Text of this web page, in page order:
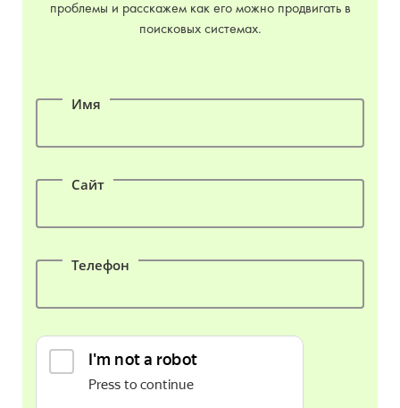
проблемы и расскажем как его можно продвигать в
поисковых системах.
Имя
Сайт
Телефон